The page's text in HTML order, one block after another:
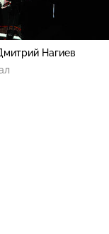
Нагиев